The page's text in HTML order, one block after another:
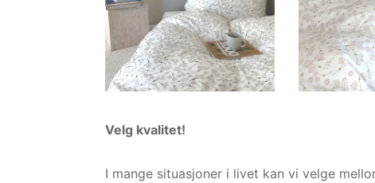
Velg kvalitet!
I mange situasjoner i livet kan vi velge